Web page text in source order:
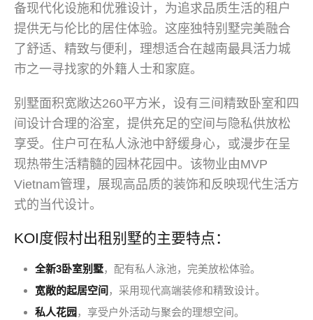
备现代化设施和优雅设计，为追求品质生活的租户
提供无与伦比的居住体验。这座独特别墅完美融合
了舒适、精致与便利，理想适合在越南最具活力城
市之一寻找家的外籍人士和家庭。
别墅面积宽敞达260平方米，设有三间精致卧室和四
间设计合理的浴室，提供充足的空间与隐私供放松
享受。住户可在私人泳池中舒缓身心，或漫步在呈
现热带生活精髓的园林花园中。该物业由MVP
Vietnam管理，展现高品质的装饰和反映现代生活方
式的当代设计。
KOI度假村出租别墅的主要特点：
全新3卧室别墅，配有私人泳池，完美放松体验。
宽敞的起居空间 ，采用现代高端装修和精致设计。
私人花园 ，享受户外活动与聚会的理想空间。